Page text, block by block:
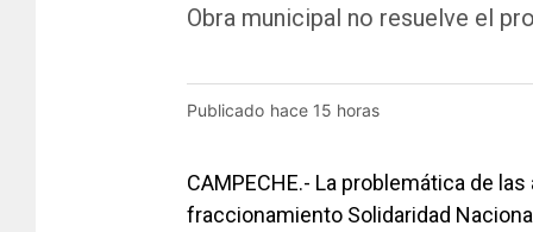
Obra municipal no resuelve el
Publicado hace 15 horas
CAMPECHE.- La problemática de
fraccionamiento Solidaridad